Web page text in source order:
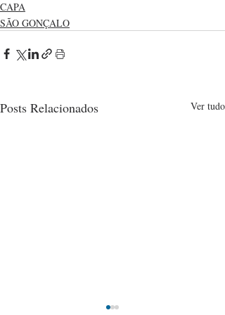
CAPA
SÃO GONÇALO
Posts Relacionados Ver tudo